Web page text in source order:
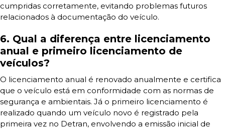
cumpridas corretamente, evitando problemas futuros
relacionados à documentação do veículo.
6. Qual a diferença entre licenciamento
anual e primeiro licenciamento de
veículos?
O licenciamento anual é renovado anualmente e certifica
que o veículo está em conformidade com as normas de
segurança e ambientais. Já o primeiro licenciamento é
realizado quando um veículo novo é registrado pela
primeira vez no Detran, envolvendo a emissão inicial de